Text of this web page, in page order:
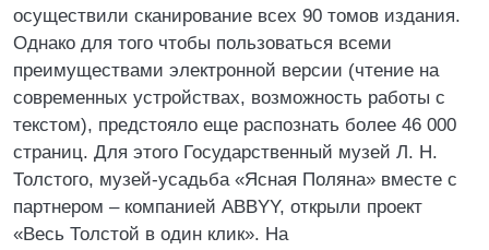
осуществили сканирование всех 90 томов издания.
Однако для того чтобы пользоваться всеми
преимуществами электронной версии (чтение на
современных устройствах, возможность работы с
текстом), предстояло еще распознать более 46 000
страниц. Для этого Государственный музей Л. Н.
Толстого, музей-усадьба «Ясная Поляна» вместе с
партнером – компанией ABBYY, открыли проект
«Весь Толстой в один клик». На